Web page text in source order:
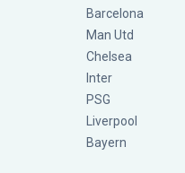
Barcelona
Man Utd
Chelsea
Inter
PSG
Liverpool
Bayern